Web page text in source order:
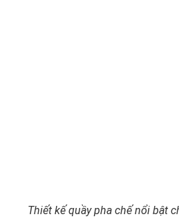
Thiết kế quầy pha chế nổi bật